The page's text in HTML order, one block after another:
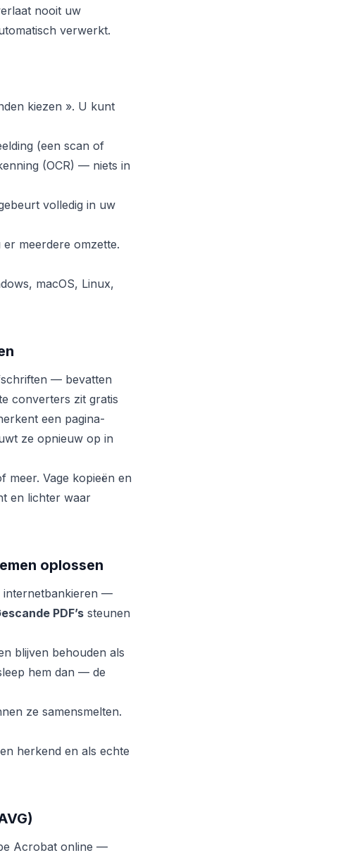
nooit uw
verwerkt.
kiezen ». U kunt
(een scan of
(OCR) — niets in
volledig in uw
meerdere omzette.
macOS, Linux,
— bevatten
converters zit gratis
een pagina-
ze opnieuw op in
meer. Vage kopieën en
en lichter waar
oplossen
internetbankieren —
PDF’s steunen
blijven behouden als
hem dan — de
ze samensmelten.
herkend en als echte
Acrobat online —